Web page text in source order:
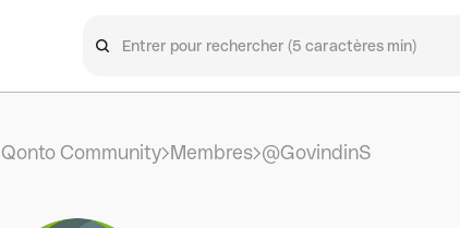
Qonto Community Membres @GovindinS